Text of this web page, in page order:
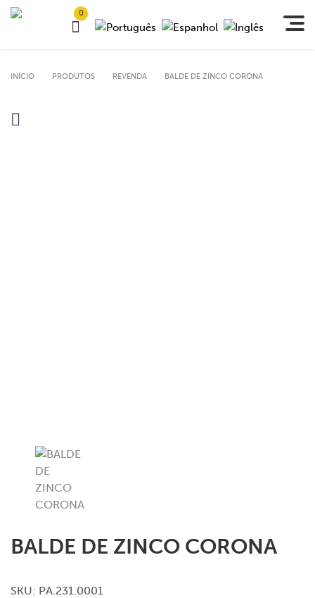
0
INÍCIO PRODUTOS REVENDA BALDE DE ZINCO CORONA
BALDE DE ZINCO CORONA
SKU: PA.231.0001